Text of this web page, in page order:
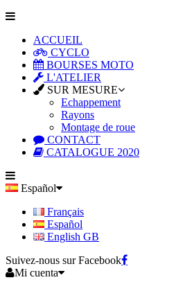
ACCUEIL
CYCLO
BOURSES MOTO
L'ATELIER
SUR MESURE
Echappement
Rayons
Montage de roue
CONTACT
CATALOGUE 2020
Español
Français
Español
English GB
Suivez-nous sur Facebook
Mi cuenta